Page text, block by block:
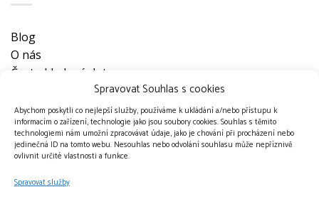
Spravovat Souhlas s cookies
Abychom poskytli co nejlepší služby, používáme k ukládání a/nebo přístupu k
informacím o zařízení, technologie jako jsou soubory cookies. Souhlas s těmito
technologiemi nám umožní zpracovávat údaje, jako je chování při procházení nebo
jedinečná ID na tomto webu. Nesouhlas nebo odvolání souhlasu může nepříznivě
ovlivnit určité vlastnosti a funkce.
Spravovat služby
Blog
O nás
Často kladené dotazy
Obchodní podmínky
Nevyzvednuté objednávky
Ochrana osobních údajů
Doprava a platební metody
Kontakt